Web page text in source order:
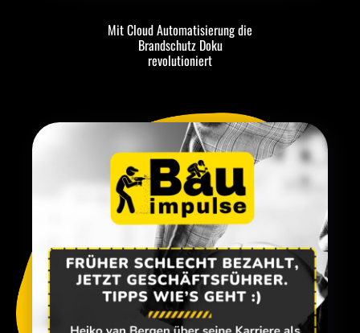
Mit Cloud Automatisierung die
Brandschutz Doku
revolutioniert